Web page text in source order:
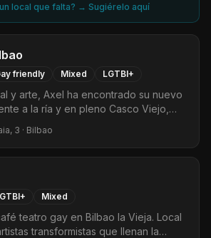
local que falta? → Sugiérelo aquí
friendly Mixed LGTBI+
y arte, Axel ha encontrado su nuevo
a la ría y en pleno Casco Viejo,
al auténtico Bilbao, donde las
en la puerta.
3 · Bilbao
Mixed
teatro gay en Bilbao la Vieja. Local
transformistas que llenan la